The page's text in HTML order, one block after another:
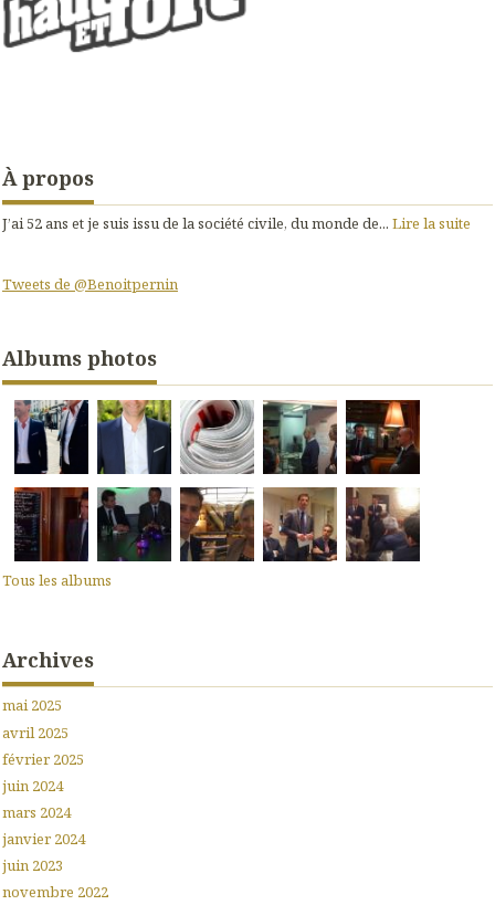
À propos
J’ai 52 ans et je suis issu de la société civile, du monde de... Lire la suite
Tweets de @Benoitpernin
Albums photos
Tous les albums
Archives
mai 2025
avril 2025
février 2025
juin 2024
mars 2024
janvier 2024
juin 2023
novembre 2022